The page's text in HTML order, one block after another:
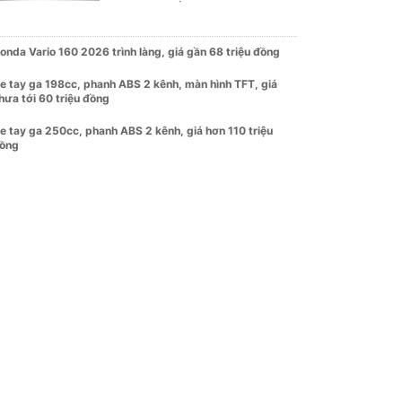
Vario 160 2026 trình làng, giá gần 68 triệu đồng
tay ga 198cc, phanh ABS 2 kênh, màn hình TFT, giá
tới 60 triệu đồng
tay ga 250cc, phanh ABS 2 kênh, giá hơn 110 triệu